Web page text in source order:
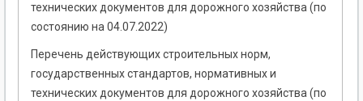
технических документов для дорожного хозяйства (по
состоянию на 04.07.2022)
Перечень действующих строительных норм,
государственных стандартов, нормативных и
технических документов для дорожного хозяйства (по